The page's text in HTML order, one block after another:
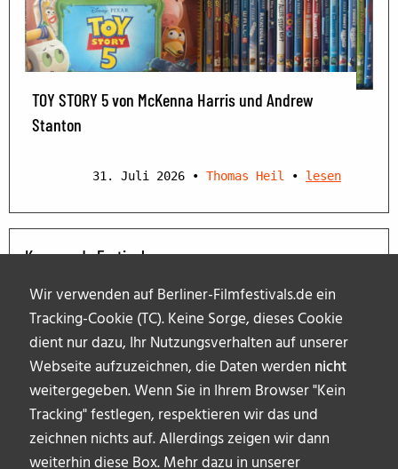
Wir verwenden auf Berliner-Filmfestivals.de ein
Tracking-Cookie (TC). Keine Sorge, dieses Cookie
dient nur dazu, Ihr Nutzungsverhalten auf unserer
Webseite aufzuzeichnen, die Daten werden nicht
weitergegeben. Wenn Sie in Ihrem Browser "Kein
Tracking" festlegen, respektieren wir das und
zeichnen nichts auf. Allerdings zeigen wir dann
weiterhin diese Box. Mehr dazu in unserer
TOY STORY 5 von McKenna Harris und Andrew
Stanton
31. Juli 2026 • Thomas Heil • lesen
Kommende Festivals